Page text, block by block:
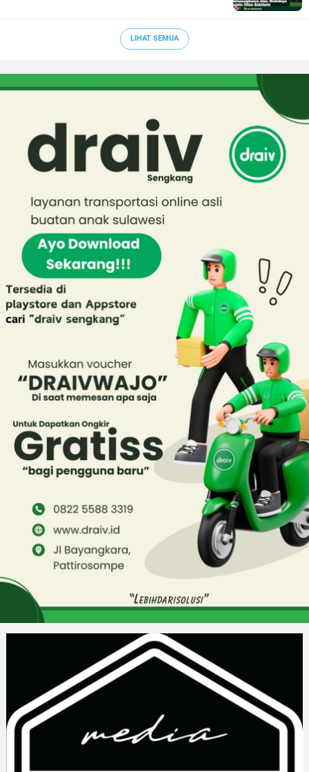
LIHAT SEMUA